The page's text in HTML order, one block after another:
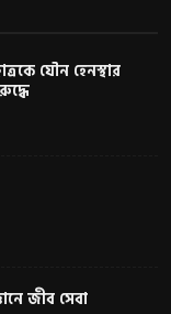
যৌন হেনস্থার
জীব সেবা